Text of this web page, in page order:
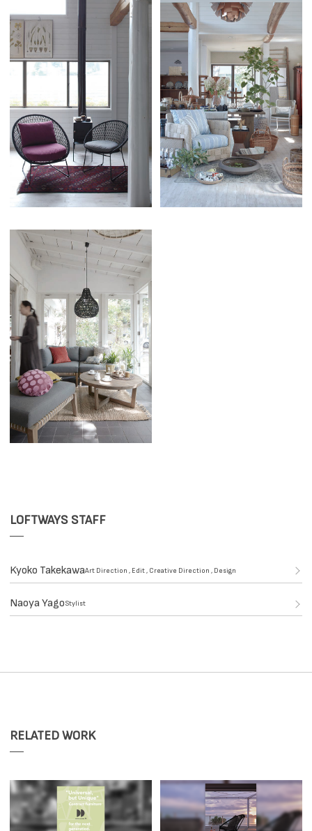
LOFTWAYS STAFF
Kyoko TakekawaArt Direction , Edit , Creative Direction , Design
Naoya YagoStylist
RELATED WORK